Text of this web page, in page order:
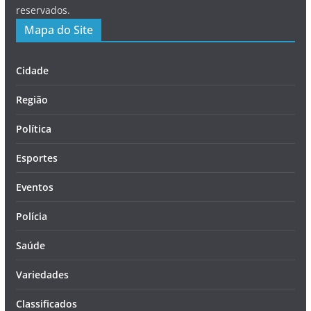
reservados.
Mapa do Site
Cidade
Região
Política
Esportes
Eventos
Polícia
Saúde
Variedades
Classificados